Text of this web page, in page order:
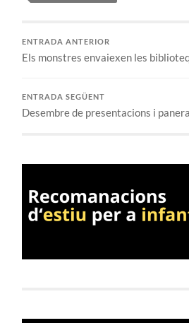
ENTRADA ANTERIOR
Els monstres envaiexen les
ENTRADA SEGÜENT
Desembre de presentacions i